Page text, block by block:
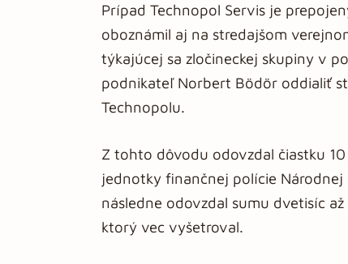
Prípad Technopol Servis je
oboznámil aj na stredajšom
týkajúcej sa zločineckej skupiny v
podnikateľ Norbert Bödör oddialiť
Technopolu.
Z tohto dôvodu odovzdal čiastku
jednotky finančnej polície
následne odovzdal sumu dvetisíc
ktorý vec vyšetroval.